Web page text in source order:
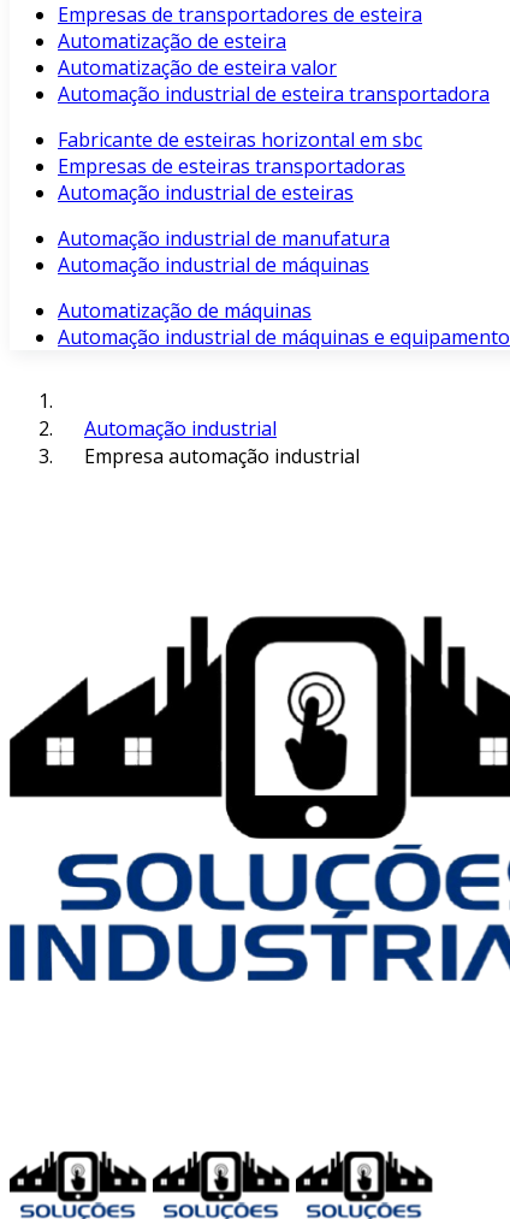
Empresas de transportadores de esteira
Automatização de esteira
Automatização de esteira valor
Automação industrial de esteira transportadora
Fabricante de esteiras horizontal em sbc
Empresas de esteiras transportadoras
Automação industrial de esteiras
Automação industrial de manufatura
Automação industrial de máquinas
Automatização de máquinas
Automação industrial de máquinas e equipamento
Automação industrial
Empresa automação industrial